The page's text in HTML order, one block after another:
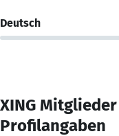
Deutsch
XING
Profilangaben